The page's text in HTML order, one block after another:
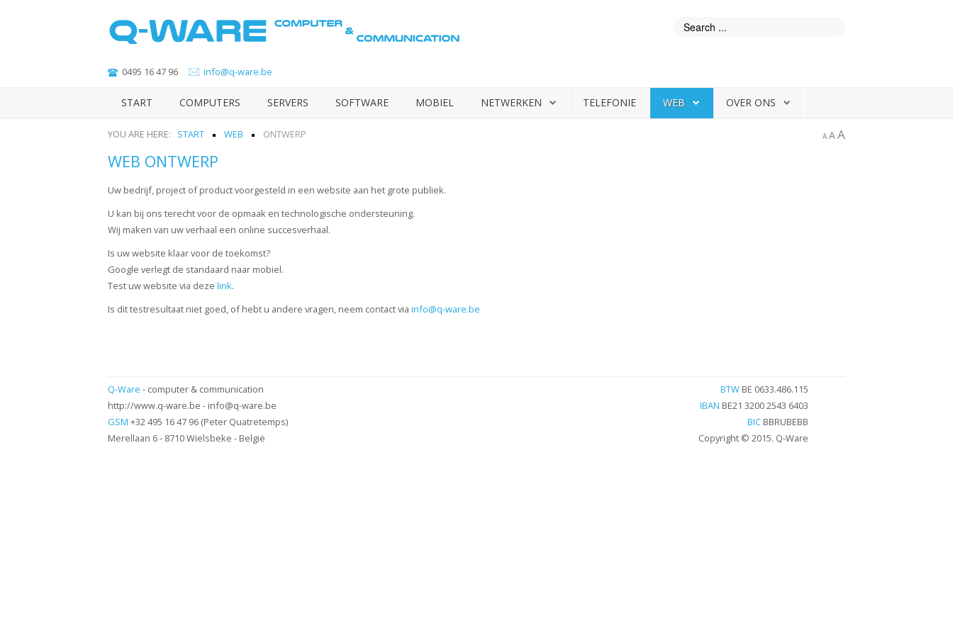
0495 16 47 96 info@q-ware.be
START COMPUTERS SERVERS SOFTWARE MOBIEL NETWERKEN TELEFONIE WEB OVER ONS
YOU ARE HERE: START WEB ONTWERP A AA
WEB ONTWERP
Uw bedrijf, project of product voorgesteld in een website aan het grote publiek.
U kan bij ons terecht voor de opmaak en technologische ondersteuning.
Wij maken van uw verhaal een online succesverhaal.
Is uw website klaar voor de toekomst?
Google verlegt de standaard naar mobiel.
Test uw website via deze link.
Is dit testresultaat niet goed, of hebt u andere vragen, neem contact via info@q-ware.be
Q-Ware - computer & communication BTW BE 0633.486.115
http://www.q-ware.be - info@q-ware.be IBAN BE21 3200 2543 6403
GSM +32 495 16 47 96 (Peter Quatretemps) BIC BBRUBEBB
Merellaan 6 - 8710 Wielsbeke - België
Copyright © 2015. Q-Ware